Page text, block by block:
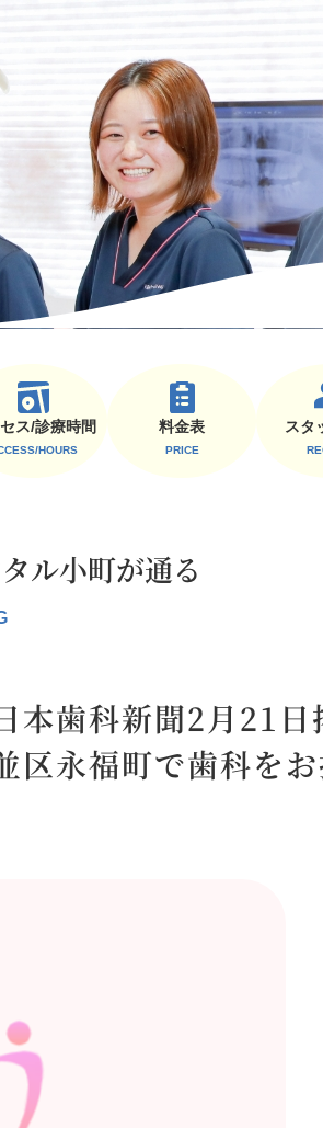
ス/診療時間 料⾦表 スタ
ル小町が通る
本歯科新聞2月21
永福町で歯科を